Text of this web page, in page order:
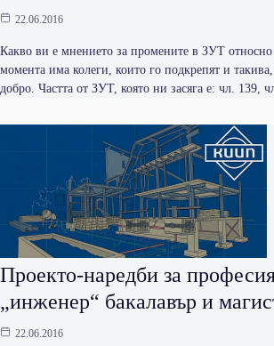
22.06.2016
Какво ви е мнението за промените в ЗУТ
момента има колеги, които го подкрепят и
добро. Частта от ЗУТ, която ни засяга е: чл. 139,
Проекто-наредби за
„инженер“ бакалавър и
22.06.2016